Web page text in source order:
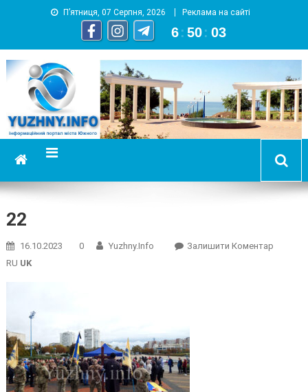
П’ятниця, 07 Серпня, 2026 Реклама на сайті
6 : 50 : 04
YUZHNY.INFO
информационный портал города Южный
22
16.10.2023 0 Yuzhny.info Залишити КоментарOn
RU UK